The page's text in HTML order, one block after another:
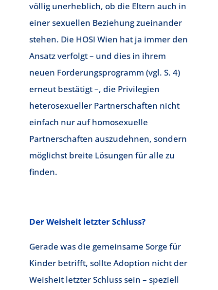
völlig unerheblich, ob die Eltern auch in
einer sexuellen Beziehung zueinander
stehen. Die HOSI Wien hat ja immer den
Ansatz verfolgt – und dies in ihrem
neuen Forderungsprogramm (vgl. S. 4)
erneut bestätigt –, die Privilegien
heterosexueller Partnerschaften nicht
einfach nur auf homosexuelle
Partnerschaften auszudehnen, sondern
möglichst breite Lösungen für alle zu
finden.
Der Weisheit letzter Schluss?
Gerade was die gemeinsame Sorge für
Kinder betrifft, sollte Adoption nicht der
Weisheit letzter Schluss sein – speziell